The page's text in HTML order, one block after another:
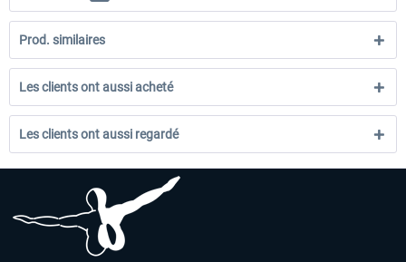
Prod. similaires
Les clients ont aussi acheté
Les clients ont aussi regardé